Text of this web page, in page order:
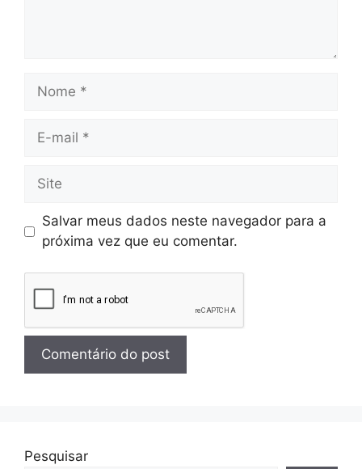
Salvar meus dados neste navegador para a
próxima vez que eu comentar.
Pesquisar